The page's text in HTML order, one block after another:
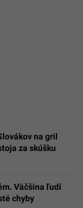
na gril
za skúšku
Väčšina ľudí
chyby